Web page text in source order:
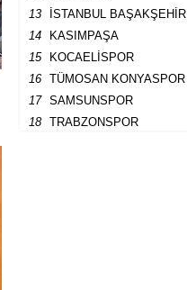
13
İSTANBUL BAŞAKŞEHİR
14
KASIMPAŞA
15
KOCAELİSPOR
16
TÜMOSAN KONYASPOR
17
SAMSUNSPOR
18
TRABZONSPOR